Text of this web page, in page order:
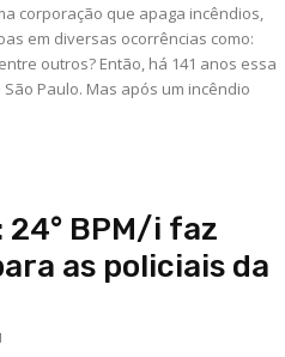
corporação que apaga incêndios,
em diversas ocorrências como:
outros? Então, há 141 anos essa
um incêndio
24° BPM/i faz
as policiais da